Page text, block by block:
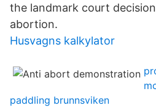
the landmark court
abortion.
Husvagns kalkylator
paddling brunnsviken